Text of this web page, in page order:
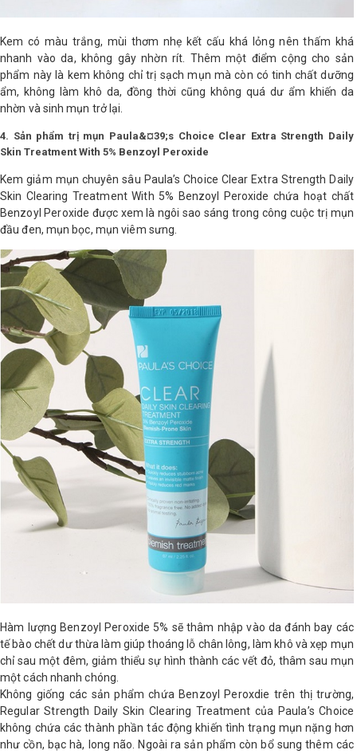
Kem có màu trắng, mùi thơm nhẹ kết cấu khá lỏng nên thấm khá
nhanh vào da, không gây nhờn rít. Thêm một điểm cộng cho sản
phẩm này là kem không chỉ trị sạch mụn mà còn có tinh chất dưỡng
ẩm, không làm khô da, đồng thời cũng không quá dư ẩm khiến da
nhờn và sinh mụn trở lại.
4. Sản phẩm trị mụn Paula&¤39;s Choice Clear Extra Strength Daily
Skin Treatment With 5% Benzoyl Peroxide
Kem giảm mụn chuyên sâu Paula’s Choice Clear Extra Strength Daily
Skin Clearing Treatment With 5% Benzoyl Peroxide chứa hoạt chất
Benzoyl Peroxide được xem là ngôi sao sáng trong công cuộc trị mụn
đầu đen, mụn bọc, mụn viêm sưng.
Hàm lượng Benzoyl Peroxide 5% sẽ thâm nhập vào da đánh bay các
tế bào chết dư thừa làm giúp thoáng lỗ chân lông, làm khô và xẹp mụn
chỉ sau một đêm, giảm thiểu sự hình thành các vết đỏ, thâm sau mụn
một cách nhanh chóng.
Không giống các sản phẩm chứa Benzoyl Peroxdie trên thị trường,
Regular Strength Daily Skin Clearing Treatment của Paula’s Choice
không chứa các thành phần tác động khiến tình trạng mụn nặng hơn
như cồn, bạc hà, long não. Ngoài ra sản phẩm còn bổ sung thêm các